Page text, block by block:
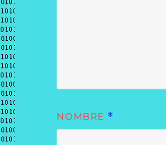
NOMBRE *